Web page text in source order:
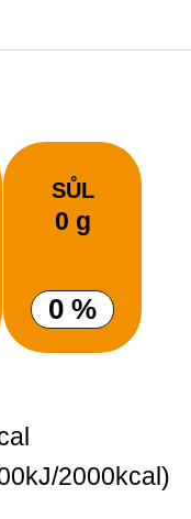
SŮL
0 g
0 %
2000kcal)